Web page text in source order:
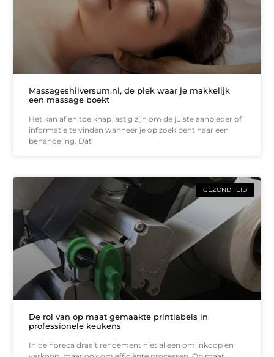
Massageshilversum.nl, de plek waar je makkelijk
een massage boekt
Het kan af en toe knap lastig zijn om de juiste aanbieder of
informatie te vinden wanneer je op zoek bent naar een
behandeling. Dat
GEZONDHEID
De rol van op maat gemaakte printlabels in
professionele keukens
In de horeca draait rendement niet alleen om inkoop en